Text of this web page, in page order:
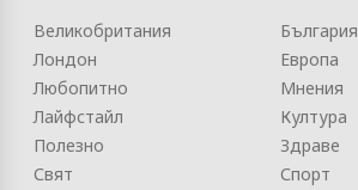
Великобритания
Лондон
Любопитно
Лайфстайл
Полезно
Свят
България
Европа
Мнения
Култура
Здраве
Спорт